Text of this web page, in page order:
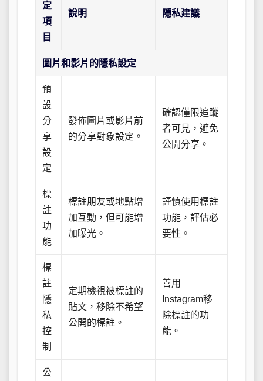
定
項
目
說明 隱私建議
圖片和影片的隱私設定
預
設
分
享
設
定
發佈圖片或影片前
的分享對象設定。
確認僅限追蹤
者可見，避免
公開分享。
標
註
功
能
標註朋友或地點增
加互動，但可能增
加曝光。
謹慎使用標註
功能，評估必
要性。
標
註
隱
私
控
制
定期檢視被標註的
貼文，移除不希望
公開的標註。
善用
Instagram移
除標註的功
能。
公